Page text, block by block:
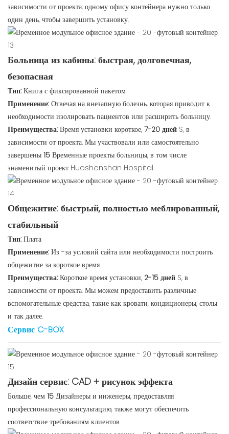
зависимости от проекта, одному офису контейнера нужно только
один день, чтобы завершить установку.
Больница из кабины: быстрая, долговечная,
безопасная
Тип: Книга с фиксированной пакетом
Применение: Отвечая на внезапную болезнь, которая приводит к
необходимости изолировать пациентов или расширить больницу.
Преимущества: Время установки короткое, 7-20 дней S, в
зависимости от проекта. Мы участвовали или самостоятельно
завершены 15 Временные проекты больницы, в том числе
знаменитый проект Huoshenshan Hospital.
Общежитие: быстрый, полностью меблированный,
стабильный
Тип: Плата
Применение: Из -за условий сайта или необходимости построить
общежитие за короткое время.
Преимущества: Короткое время установки, 2-15 дней S, в
зависимости от проекта. Мы можем предоставить различные
вспомогательные средства, такие как кровати, кондиционеры, столы
и так далее.
Сервис C-BOX
Дизайн сервис: CAD + рисунок эффекта
Больше, чем 15 Дизайнеры и инженеры, предоставляя
профессиональную консультацию, также могут обеспечить
соответствие требованиям клиентов.